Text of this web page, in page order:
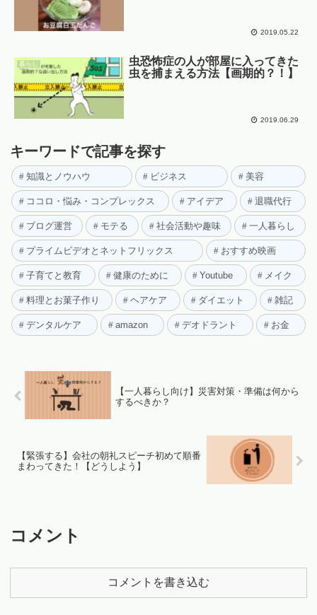
2019.05.22
暮らし
虫恐怖症の人が部屋に入ってきた
虫を捕まえる方法【画期的？！】
2019.06.29
キーワードで記事を探す
知識とノウハウ ビジネス 美容
ココロ・悩み・コンプレックス アイデア 退職代行
ブログ運営 モテる 社会活動や趣味 一人暮らし
プライムビデオとネットフリックス おすすめ映画
子育てと教育 健康のために Youtube メイク
料理とお菓子作り ヘアケア ダイエット 雑記
デンタルケア amazon デオドラント お金
【一人暮らし向け】災害対策・準備は何から
するべきか？
【緊張する】会社の朝礼スピーチ初めて順番
まわってきた！【どうしよう】
コメント
コメントを書き込む